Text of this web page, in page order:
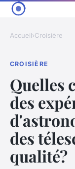
Accueil›Croisière
CROISIÈRE
Quelles
des
des
qualité?